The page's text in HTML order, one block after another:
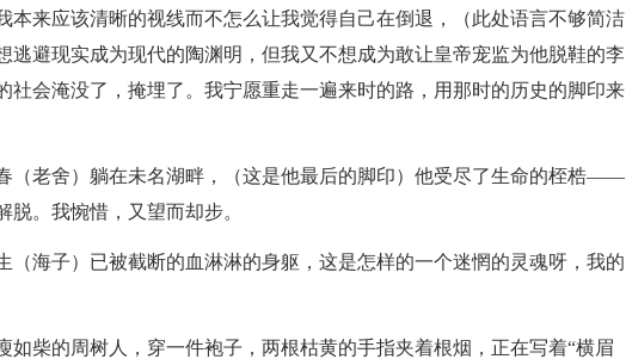
本来应该清晰的视线而不怎么让我觉得自己在倒退，（此处语言不够简洁
逃避现实成为现代的陶渊明，但我又不想成为敢让皇帝宠监为他脱鞋的李
社会淹没了，掩埋了。我宁愿重走一遍来时的路，用那时的历史的脚印来
（老舍）躺在未名湖畔，（这是他最后的脚印）他受尽了生命的桎梏――
。我惋惜，又望而却步。
（海子）已被截断的血淋淋的身躯，这是怎样的一个迷惘的灵魂呀，我的
如柴的周树人，穿一件袍子，两根枯黄的手指夹着根烟，正在写着“横眉